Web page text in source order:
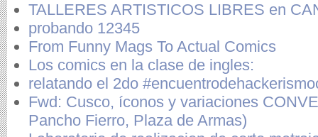
TALLERES ARTISTICOS LIBRES en
probando 12345
From Funny Mags To Actual Comics
Los comics en la clase de ingles:
relatando el 2do
Fwd: Cusco, íconos y variaciones
Pancho Fierro, Plaza de Armas)